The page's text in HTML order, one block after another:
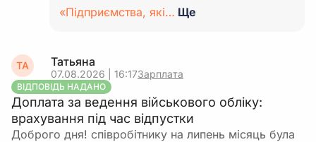
«Підприємства, які… Ще
ТА Татьяна
07.08.2026 | 16:17Зарплата
ВІДПОВІДЬ НАДАНО
Доплата за ведення військового обліку:
врахування під час відпустки
Доброго дня! співробітнику на липень місяць була